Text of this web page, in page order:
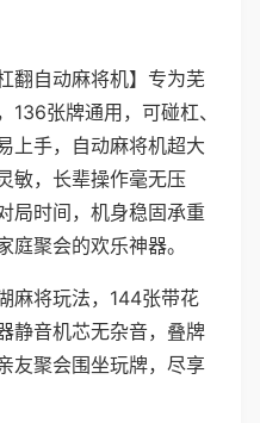
翻自动麻将机】专为芜
张牌通用，可碰杠、
上手，自动麻将机超大
敏，长辈操作毫无压
局时间，机身稳固承重
聚会的欢乐神器。
麻将玩法，144张带花
静音机芯无杂音，叠牌
友聚会围坐玩牌，尽享